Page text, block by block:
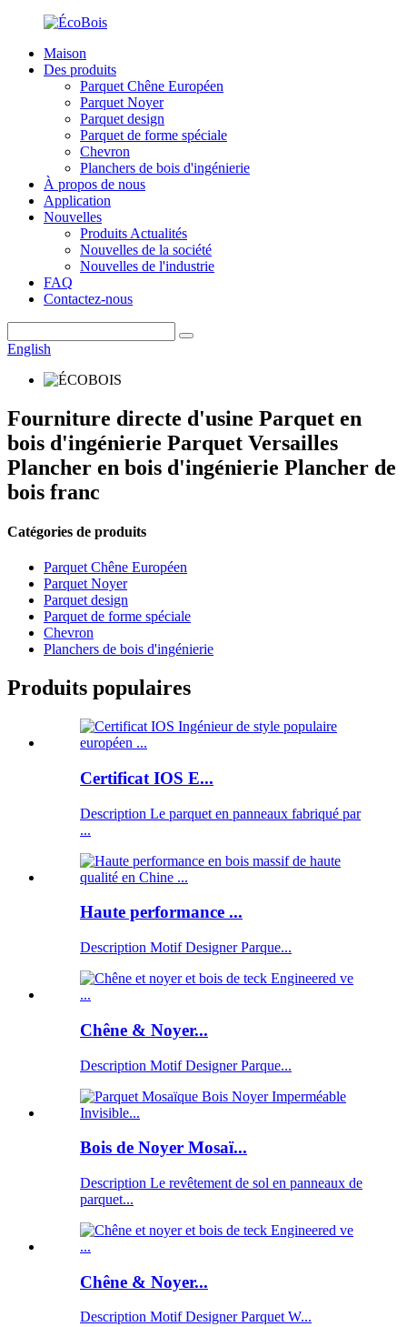
Maison
Des produits
Parquet Chêne Européen
Parquet Noyer
Parquet design
Parquet de forme spéciale
Chevron
Planchers de bois d'ingénierie
À propos de nous
Application
Nouvelles
Produits Actualités
Nouvelles de la société
Nouvelles de l'industrie
FAQ
Contactez-nous
English
Fourniture directe d'usine Parquet en
bois d'ingénierie Parquet Versailles
Plancher en bois d'ingénierie Plancher de
bois franc
Catégories de produits
Parquet Chêne Européen
Parquet Noyer
Parquet design
Parquet de forme spéciale
Chevron
Planchers de bois d'ingénierie
Produits populaires
Certificat IOS E...
Description Le parquet en panneaux fabriqué par
...
Haute performance ...
Description Motif Designer Parque...
Chêne & Noyer...
Description Motif Designer Parque...
Bois de Noyer Mosaï...
Description Le revêtement de sol en panneaux de
parquet...
Chêne & Noyer...
Description Motif Designer Parquet W...